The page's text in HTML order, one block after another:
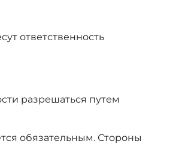
ответственность
разрешаться путем
обязательным. Стороны